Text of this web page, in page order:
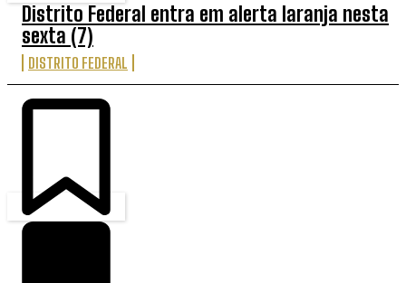
Distrito Federal entra em alerta laranja nesta
sexta (7)
DISTRITO FEDERAL